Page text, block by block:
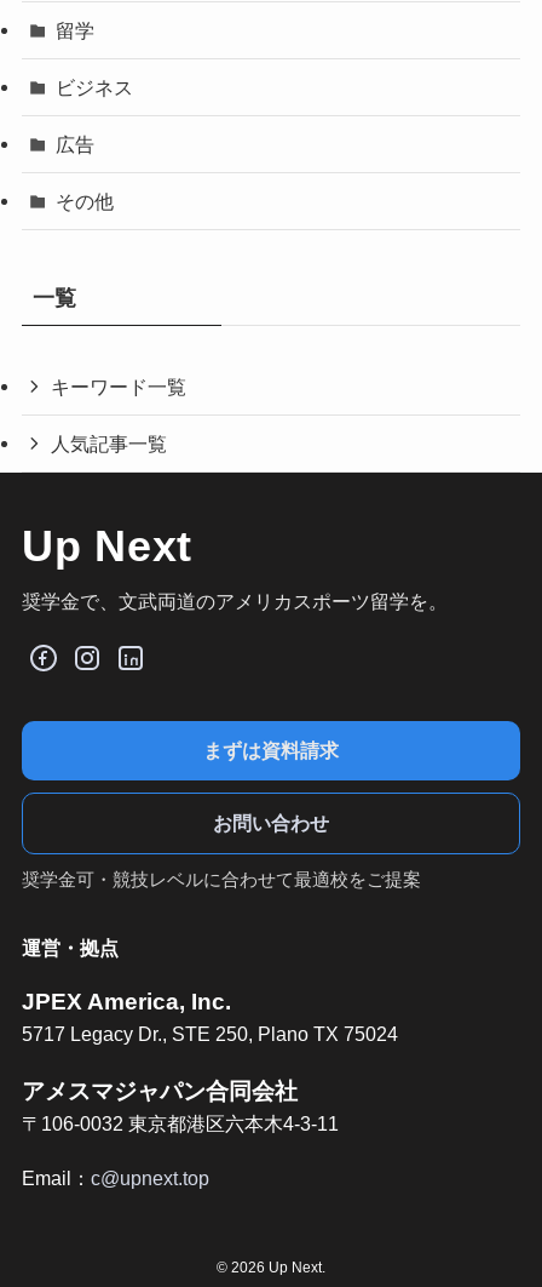
留学
ビジネス
広告
その他
一覧
キーワード一覧
人気記事一覧
Up Next
奨学金で、文武両道のアメリカスポーツ留学を。
まずは資料請求
お問い合わせ
奨学金可・競技レベルに合わせて最適校をご提案
運営・拠点
JPEX America, Inc.
5717 Legacy Dr., STE 250, Plano TX 75024
アメスマジャパン合同会社
〒106-0032 東京都港区六本木4-3-11
Email： c@upnext.top
© 2026 Up Next.